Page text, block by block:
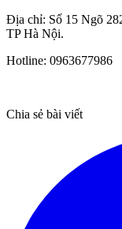
Địa chỉ: Số 15 Ngõ
TP Hà Nội.
Hotline: 0963677986
Chia sẻ bài viết